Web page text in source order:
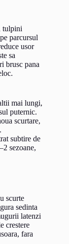
tulpini
parcursul
usor
sa
brusc pana
mai lungi,
puternic.
scurtare,
subtire de
sezoane,
scurte
sedinta
latenzi
crestere
fara